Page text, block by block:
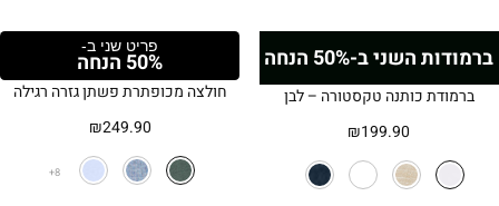
ברמודות השני ב-50% הנחה
ברמודת כותנה טקסטורה – לבן
₪199.90
פריט שני ב-
50% הנחה
חולצה מכופתרת פשתן גזרה רגילה
₪249.90
8